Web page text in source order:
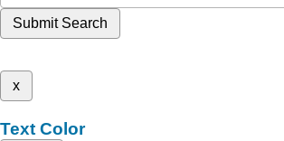
Submit Search
x
Text Color